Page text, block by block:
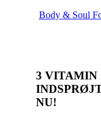
Body & Soul
3 VITAMIN
NU!